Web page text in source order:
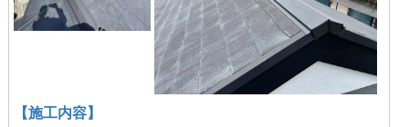
【施工内容】